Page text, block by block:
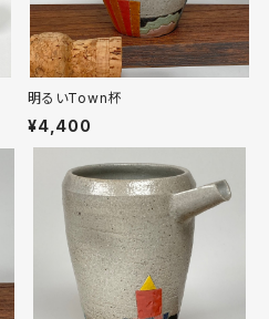
明るいTown杯
¥4,400